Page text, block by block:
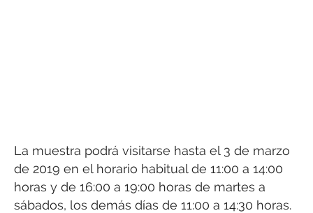
La muestra podrá visitarse hasta el 3 de marzo
de 2019 en el horario habitual de 11:00 a 14:00
horas y de 16:00 a 19:00 horas de martes a
sábados, los demás días de 11:00 a 14:30 horas.